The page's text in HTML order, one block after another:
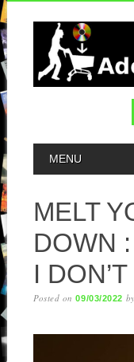
MAIN
MENU
MELT
DOWN
I
Posted on09/03/2022